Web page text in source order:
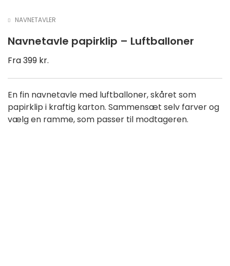
NAVNETAVLER
Navnetavle papirklip – Luftballoner
Fra399 kr.
En fin navnetavle med luftballoner, skåret som
papirklip i kraftig karton. Sammensæt selv farver og
vælg en ramme, som passer til modtageren.